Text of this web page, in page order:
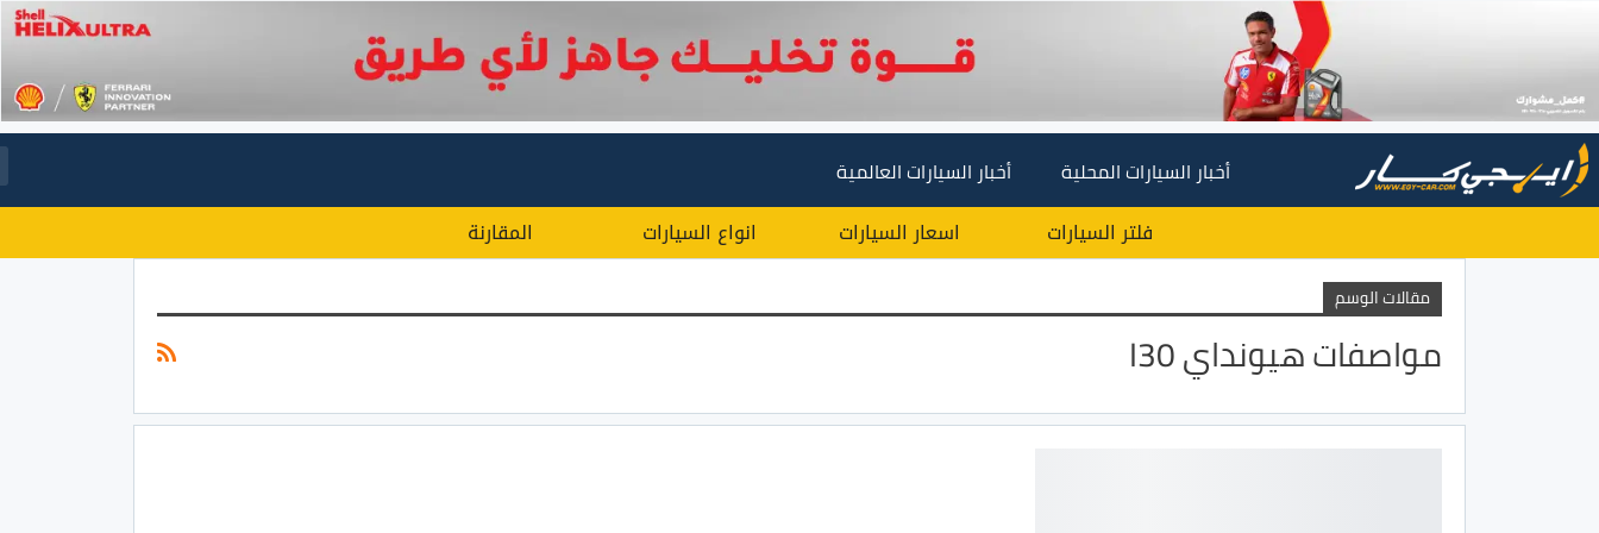
أخبار السيارات المحلية أخبار السيارات العالمية
فلتر السيارات اسعار السيارات انواع السيارات المقارنة
مقالات الوسم
مواصفات هيونداي I30